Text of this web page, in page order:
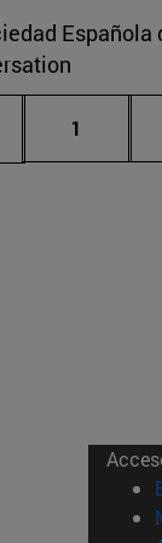
Página
1